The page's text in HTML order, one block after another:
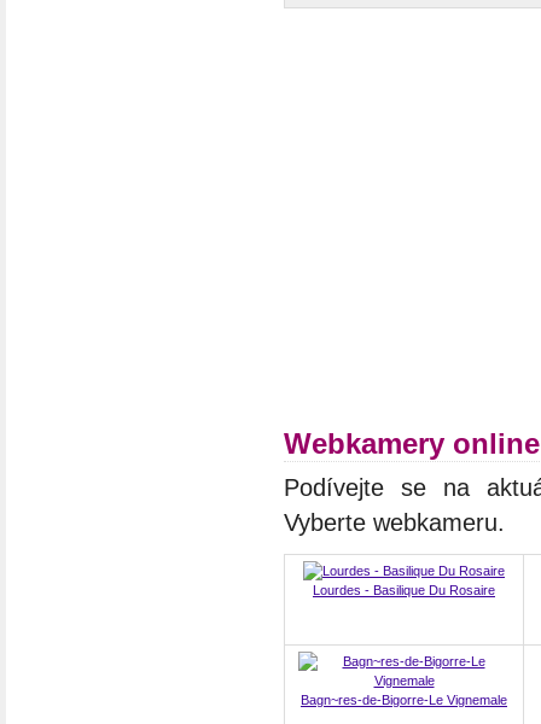
Webkamery
Podívejte se na
Vyberte webkameru.
Lourdes - Basilique Du Rosaire
Bagn~res-de-Bigorre-Le Vignemale